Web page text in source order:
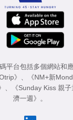
平台包括多個網站和
》 《NM+新
《Sunday Kiss 親子
濟一週》
。